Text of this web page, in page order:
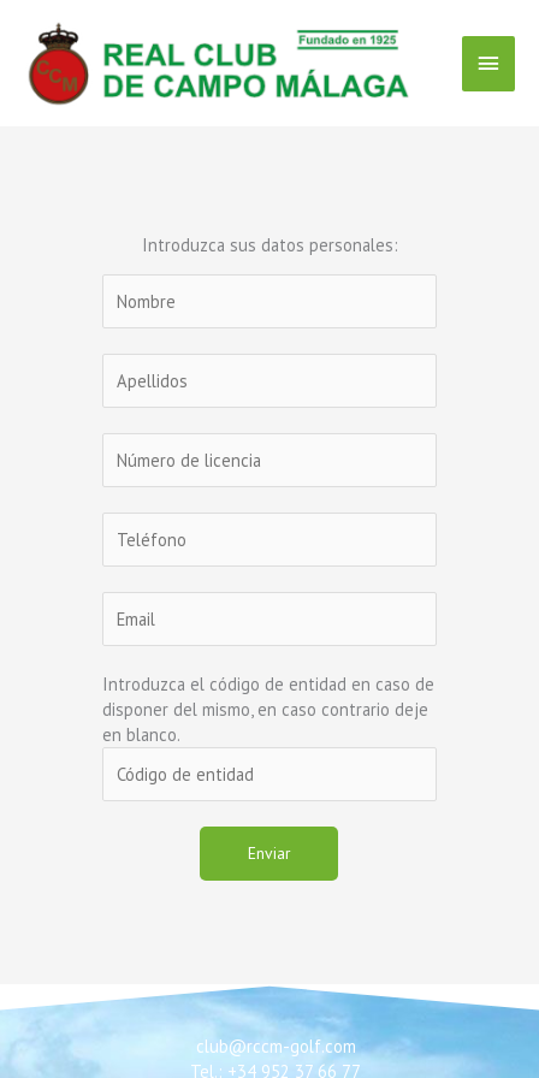
contenido
Menú
Introduzca sus datos personales:
Introduzca el código de entidad en caso de
disponer del mismo, en caso contrario deje
en blanco.
club@rccm-golf.com
Tel.: +34 952 37 66 77